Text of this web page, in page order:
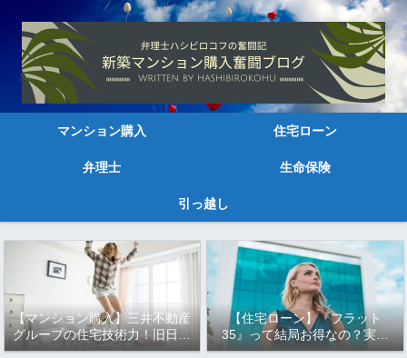
マンション購入 住宅ローン
弁理士 生命保険
引っ越し
【マンション購入】三井不動産
グループの住宅技術力！旧日本
三大財閥の資本力はすごい～
【住宅ローン】『フラット
35』って結局お得なの？実は
もっとお得な『フラット35